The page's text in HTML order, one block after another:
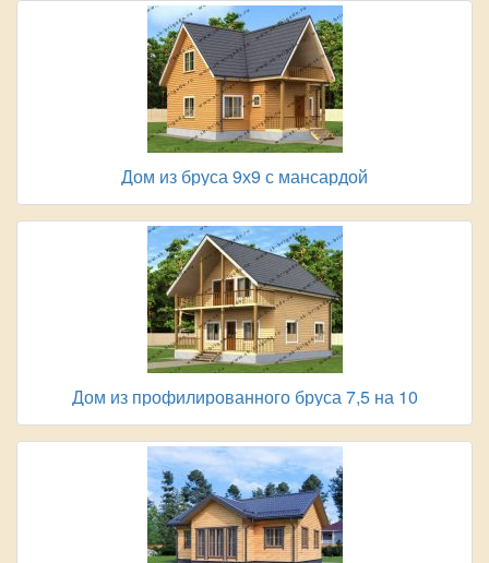
Дом из бруса 9х9 с мансардой
Дом из профилированного бруса 7,5 на 10